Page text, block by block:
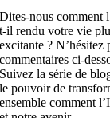
Dites-nous comment
t-il rendu votre vie
excitante ? N’hésitez
commentaires ci-
Suivez la série de
le pouvoir de
ensemble comment